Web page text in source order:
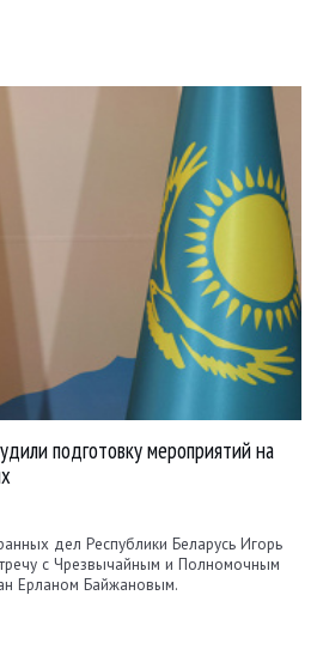
подготовку мероприятий на
дел Республики Беларусь Игорь
с Чрезвычайным и Полномочным
Ерланом Байжановым.